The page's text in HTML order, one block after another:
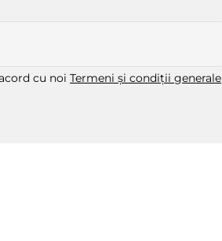
cu noi Termeni și condiții generale